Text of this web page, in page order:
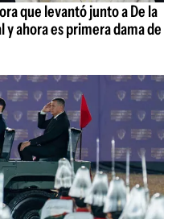
que levantó junto a De la
ahora es primera dama de